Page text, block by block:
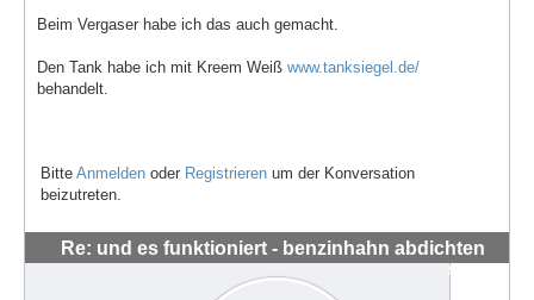
Beim Vergaser habe ich das auch gemacht.
Den Tank habe ich mit Kreem Weiß www.tanksiegel.de/
behandelt.
Bitte Anmelden oder Registrieren um der Konversation
beizutreten.
Re: und es funktioniert - benzinhahn abdichten
#56293